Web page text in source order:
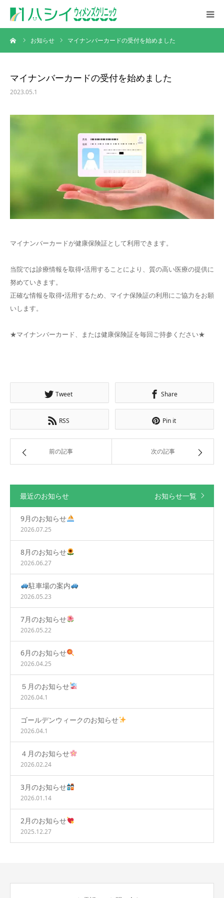
お知らせ マイナンバーカードの受付を始めました
マイナンバーカードの受付を始めました
2023.05.1
マイナンバーカードが健康保険証として利用できます。
当院では診療情報を取得•活用することにより、質の高い医療の提供に
努めていきます。
正確な情報を取得•活用するため、マイナ保険証の利用にご協力をお願
いします。
★マイナンバーカード、または健康保険証を毎回ご持参ください★
Tweet Share
RSS Pin it
前の記事 次の記事
最近のお知らせ お知らせ一覧
9月のお知らせ
2026.07.25
8月のお知らせ
2026.06.27
駐車場の案内
2026.05.23
7月のお知らせ
2026.05.22
6月のお知らせ
2026.04.25
５月のお知らせ
2026.04.1
ゴールデンウィークのお知らせ
2026.04.1
４月のお知らせ
2026.02.24
3月のお知らせ
2026.01.14
2月のお知らせ
2025.12.27
初めての方へ